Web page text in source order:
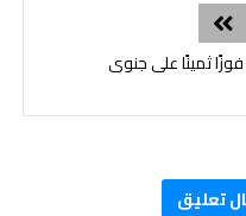
ثمينًا على جنوى
تعليق